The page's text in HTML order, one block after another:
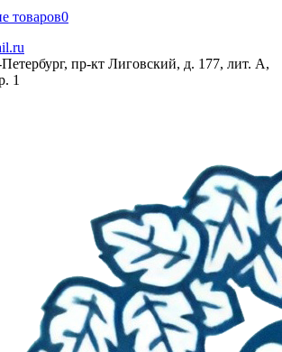
товаров0
пр-кт Лиговский, д. 177, лит. А,
1